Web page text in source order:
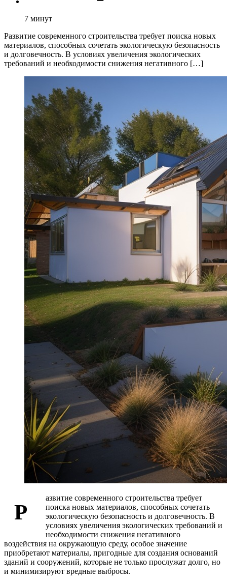
7 минут
Развитие современного строительства требует поиска новых
материалов, способных сочетать экологическую безопасность
и долговечность. В условиях увеличения экологических
требований и необходимости снижения негативного […]
Р
азвитие современного строительства требует
поиска новых материалов, способных сочетать
экологическую безопасность и долговечность. В
условиях увеличения экологических требований и
необходимости снижения негативного
воздействия на окружающую среду, особое значение
приобретают материалы, пригодные для создания оснований
зданий и сооружений, которые не только прослужат долго, но
и минимизируют вредные выбросы.